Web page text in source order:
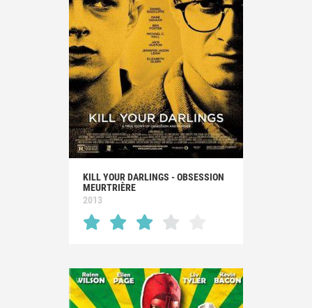
KILL YOUR DARLINGS - OBSESSION
MEURTRIÈRE
2013